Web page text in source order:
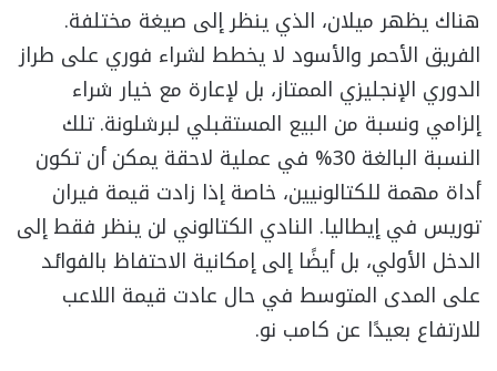
هناك يظهر ميلان، الذي ينظر إلى صيغة مختلفة.
الفريق الأحمر والأسود لا يخطط لشراء فوري على طراز
الدوري الإنجليزي الممتاز، بل لإعارة مع خيار شراء
إلزامي ونسبة من البيع المستقبلي لبرشلونة. تلك
النسبة البالغة 30% في عملية لاحقة يمكن أن تكون
أداة مهمة للكتالونيين، خاصة إذا زادت قيمة فيران
توريس في إيطاليا. النادي الكتالوني لن ينظر فقط إلى
الدخل الأولي، بل أيضًا إلى إمكانية الاحتفاظ بالفوائد
على المدى المتوسط في حال عادت قيمة اللاعب
للارتفاع بعيدًا عن كامب نو.